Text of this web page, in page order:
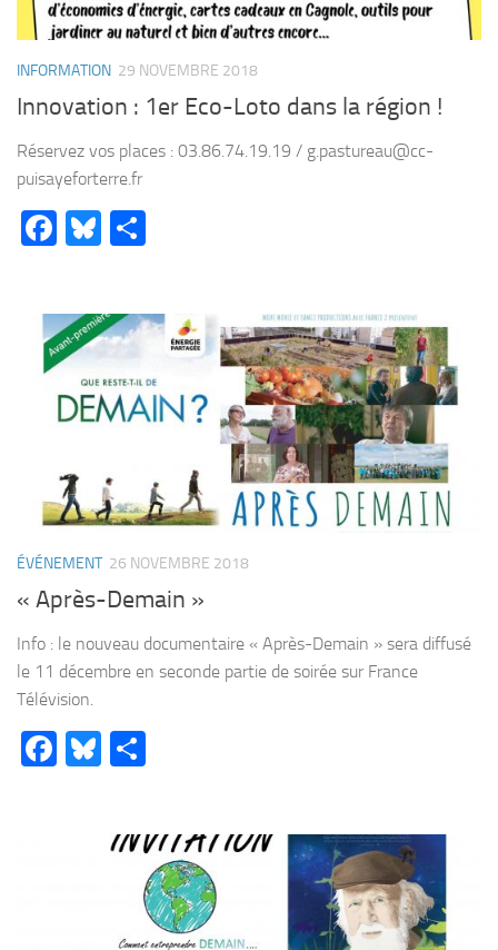
INFORMATION 29 NOVEMBRE 2018
Innovation : 1er Eco-Loto dans la région !
Réservez vos places : 03.86.74.19.19 / g.pastureau@cc-
puisayeforterre.fr
Facebook
Bluesky
ÉVÉNEMENT 26 NOVEMBRE 2018
« Après-Demain »
Info : le nouveau documentaire « Après-Demain » sera diffusé
le 11 décembre en seconde partie de soirée sur France
Télévision.
Facebook
Bluesky